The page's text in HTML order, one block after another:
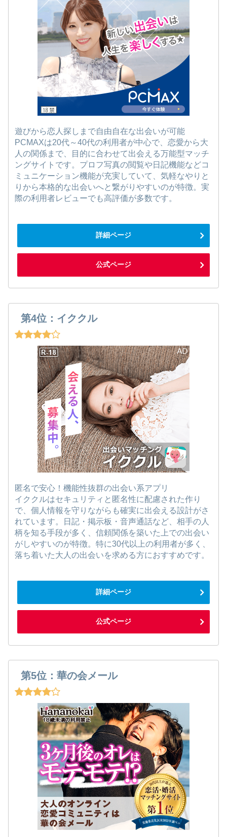
遊びから恋人探しまで自由自在な出会いが可能
PCMAXは20代～40代の利用者が中心で、恋愛から大
人の関係まで、目的に合わせて出会える万能型マッチ
ングサイトです。プロフ写真の閲覧や日記機能などコ
ミュニケーション機能が充実していて、気軽なやりと
りから本格的な出会いへと繋がりやすいのが特徴。実
際の利用者レビューでも高評価が多数です。
詳細ページ
公式ページ
第4位：イククル
匿名で安心！機能性抜群の出会い系アプリ
イククルはセキュリティと匿名性に配慮された作り
で、個人情報を守りながらも確実に出会える設計がさ
れています。日記・掲示板・音声通話など、相手の人
柄を知る手段が多く、信頼関係を築いた上での出会い
がしやすいのが特徴。特に30代以上の利用者が多く、
落ち着いた大人の出会いを求める方におすすめです。
詳細ページ
公式ページ
第5位：華の会メール